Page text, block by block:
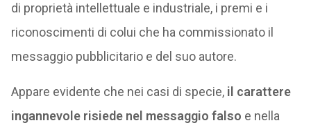
di proprietà intellettuale e industriale, i premi e i
riconoscimenti di colui che ha commissionato il
messaggio pubblicitario e del suo autore.
Appare evidente che nei casi di specie, il carattere
ingannevole risiede nel messaggio falso e nella